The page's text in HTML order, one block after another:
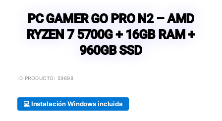
PC GAMER GO PRO N2 – AMD
RYZEN 7 5700G + 16GB RAM +
960GB SSD
ID PRODUCTO: 59698
💻 Instalación Windows incluida